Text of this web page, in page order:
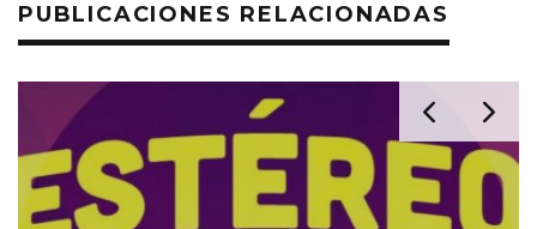
PUBLICACIONES RELACIONADAS